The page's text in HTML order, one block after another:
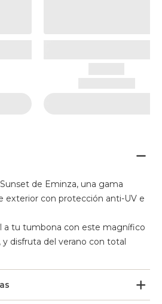
de Eminza, una gama
exterior con protección anti-UV e
a tu tumbona con este magnífico
disfruta del verano con total